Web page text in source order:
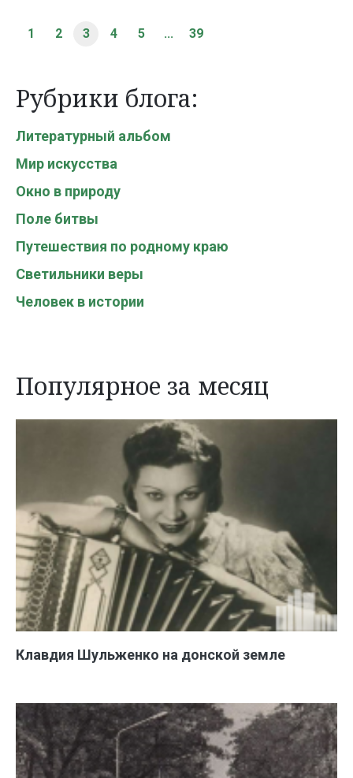
1 2 3 4 5 ... 39
Рубрики блога:
Литературный альбом
Мир искусства
Окно в природу
Поле битвы
Путешествия по родному краю
Светильники веры
Человек в истории
Популярное за месяц
Клавдия Шульженко на донской земле